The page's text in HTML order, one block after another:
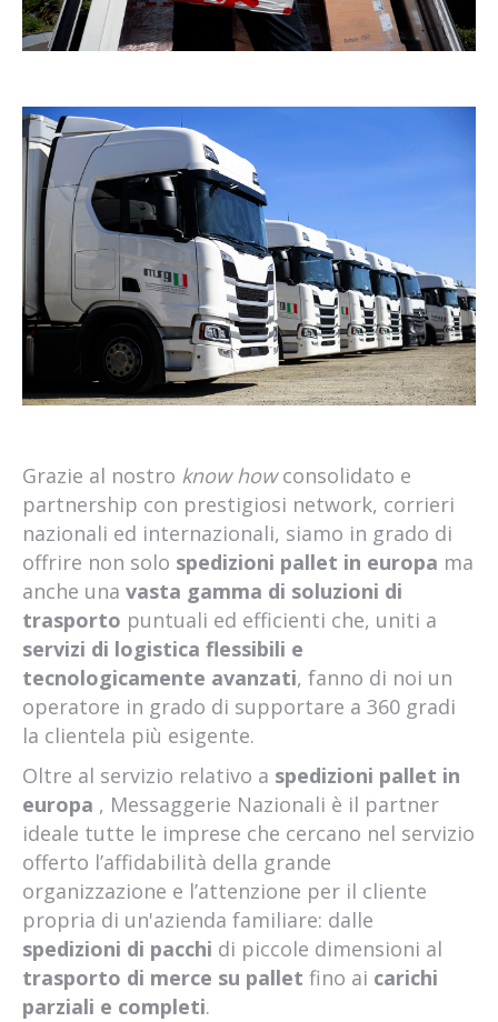
Grazie al nostro know howconsolidato e
partnership con prestigiosi network, corrieri
nazionali ed internazionali, siamo in grado di
offrire non solo spedizioni pallet in europa ma
anche una vasta gamma di soluzioni di
trasporto puntuali ed efficienti che, uniti a
servizi di logistica flessibili e
tecnologicamente avanzati, fanno di noi un
operatore in grado di supportare a 360 gradi
la clientela più esigente.
Oltre al servizio relativo a spedizioni pallet in
europa , Messaggerie Nazionali è il partner
ideale tutte le imprese che cercano nel servizio
offerto l’affidabilità della grande
organizzazione e l’attenzione per il cliente
propria di un'azienda familiare: dalle
spedizioni di pacchi di piccole dimensioni al
trasporto di merce su pallet fino ai carichi
parziali e completi.